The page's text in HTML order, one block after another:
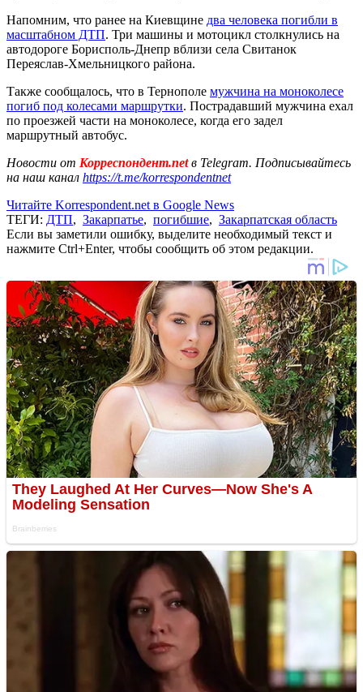
Напомним, что ранее на Киевщине два человека погибли в
масштабном ДТП. Три машины и мотоцикл столкнулись на
автодороге Борисполь-Днепр вблизи села Свитанок
Переяслав-Хмельницкого района.
Также сообщалось, что в Тернополе мужчина на моноколесе
погиб под колесами маршрутки. Пострадавший мужчина ехал
по проезжей части на моноколесе, когда его задел
маршрутный автобус.
Новости от Корреспондент.netв Telegram. Подписывайтесь
на наш канал https://t.me/korrespondentnet
Читайте Korrespondent.net в Google News
ТЕГИ: ДТП, Закарпатье, погибшие, Закарпатская область
Если вы заметили ошибку, выделите необходимый текст и
нажмите Ctrl+Enter, чтобы сообщить об этом редакции.